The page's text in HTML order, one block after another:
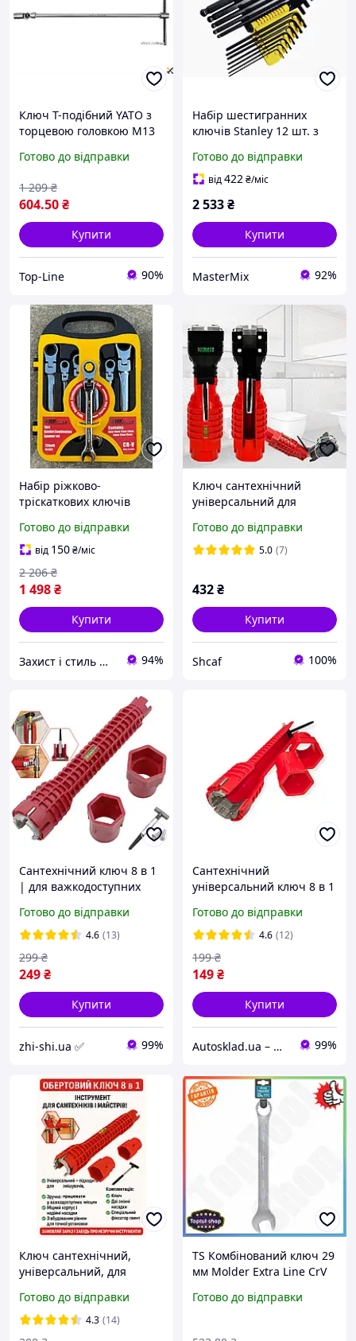
Ключ Т-подібний YATO з
торцевою головкою М13
кардані для зручного
важкодоступних місць
Готово до відправки
604.50₴
1 209 ₴
Купити
Top-Line 90%
Набір шестигранних
ключів Stanley 12 шт. з
зручного кріплення в
важкодоступних місцях
Готово до відправки
від422₴/міс
2 533₴
Купити
MasterMix 92%
Набір ріжково-
тріскаткових ключів
карданом для ремонту та
монтажу у
важкодоступних місцях
Готово до відправки
від 150₴/міс
1 498₴
2 206 ₴
Купити
Захист і стиль — в одному магазині 94%
Ключ сантехнічний
універсальний для
в 1, Трубний гайковий
торцевий ключ
Готово до відправки
5.0 (7)
432₴
Купити
Shcaf 100%
Сантехнічний ключ 8 в 1
| для важкодоступних
торцевий ключ
Готово до відправки
4.6 (13)
249₴
299 ₴
Купити
zhi-shi.ua ✅ 99%
Сантехнічний
універсальний ключ 8 в 1
місць
Готово до відправки
4.6 (12)
149₴
199 ₴
Купити
Autosklad.ua – фарби, автоемалі, герметики, лаки, набори інструментів, компресори 99%
Ключ сантехнічний,
універсальний, для
8в1, Трубний гайковий
торцевий ключ
двосторонній
Готово до відправки
4.3 (14)
TS Комбінований ключ 29
мм Molder Extra Line CrV
ремонту гайковий ключ
Готово до відправки